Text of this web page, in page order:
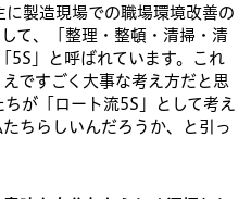
製造現場での職場環境改善の
て、「整理・整頓・清掃・清
5S」と呼ばれています。これ
ですごく大事な考え方だと思
が「ロート流5S」として考え
ちらしいんだろうか、と引っ